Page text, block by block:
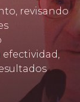
revisando